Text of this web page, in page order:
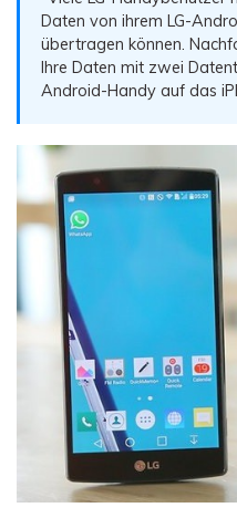
WEITERE THEMEN
Preise für die App
Geschäftsplan
Bildungsplan
Lernen
Hilfe erhalten
Suche
Daten von ihrem LG-
übertragen können.
Ihre Daten mit zwei
Android-Handy auf das